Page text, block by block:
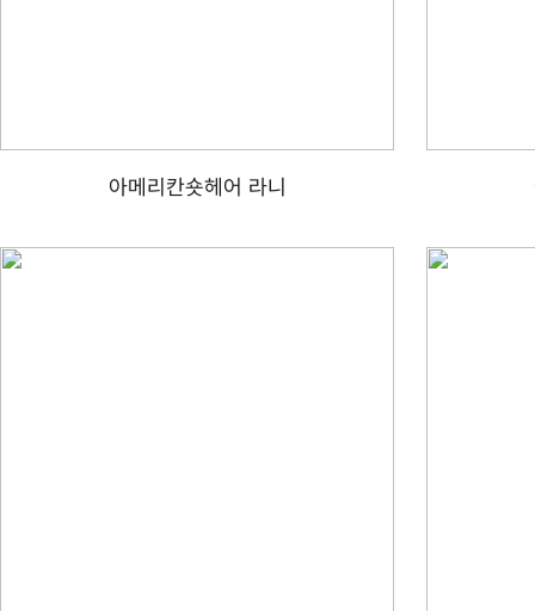
아메리칸숏헤어 라니